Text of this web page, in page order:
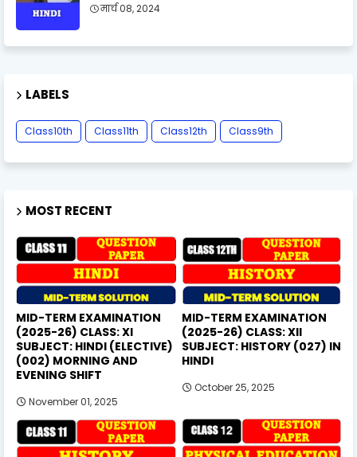
मार्च 08, 2024
LABELS
Class10th Class11th Class12th Class9th
MOST RECENT
MID-TERM EXAMINATION
(2025-26) CLASS: XI
SUBJECT: HINDI (ELECTIVE)
(002) MORNING AND
EVENING SHIFT
November 01, 2025
MID-TERM EXAMINATION
(2025-26) CLASS: XII
SUBJECT: HISTORY (027) IN
HINDI
October 25, 2025